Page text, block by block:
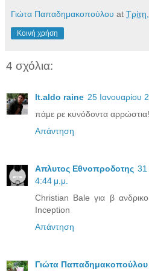
Γιώτα Παπαδημακοπούλου at
Κοινή χρήση
4 σχόλια:
lt.aldo raine 25 Ιανουαρίου
πάμε ρε κυνόδοντα
Απάντηση
Απλυτος Εθνοπροδοτης 31
4:44 μ.μ.
Christian Bale για β
Inception
Απάντηση
Γιώτα Παπαδημακοπούλου